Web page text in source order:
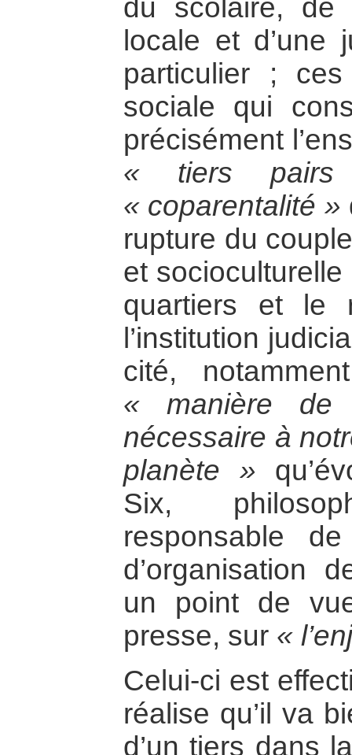
du scolaire,
locale et d’une
particulier ;
sociale qui
précisément
« tiers
« coparentalité »
rupture du
et
quartiers et le
l’institution
cité,
« manière
nécessaire à
planète »
Six,
responsable
d’organisation
un point de
presse, sur «
Celui-ci est
réalise qu’il va
d’un tiers dans